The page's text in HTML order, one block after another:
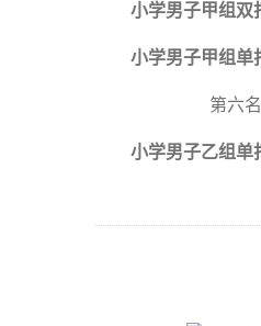
小学男子甲组双
小学男子甲组单
第六名
小学男子乙组单